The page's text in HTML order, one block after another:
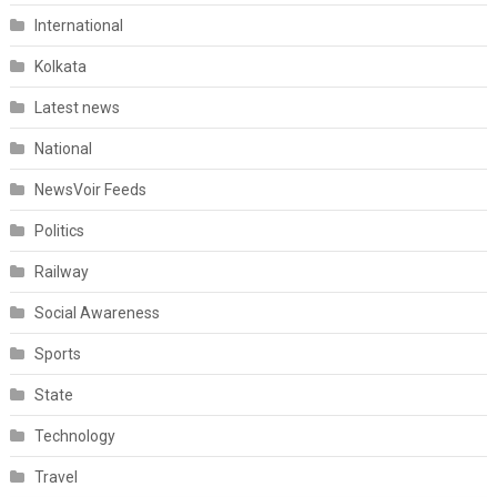
International
Kolkata
Latest news
National
NewsVoir Feeds
Politics
Railway
Social Awareness
Sports
State
Technology
Travel